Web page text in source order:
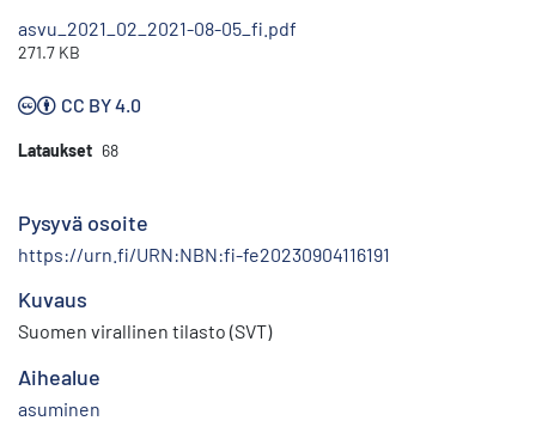
asvu_2021_02_2021-08-05_fi.pdf
271.7 KB
CC BY 4.0
Lataukset 68
Pysyvä osoite
https://urn.fi/URN:NBN:fi-fe20230904116191
Kuvaus
Suomen virallinen tilasto (SVT)
Aihealue
asuminen